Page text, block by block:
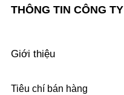
THÔNG TIN CÔNG TY
Giới thiệu
Tiêu chí bán hàng